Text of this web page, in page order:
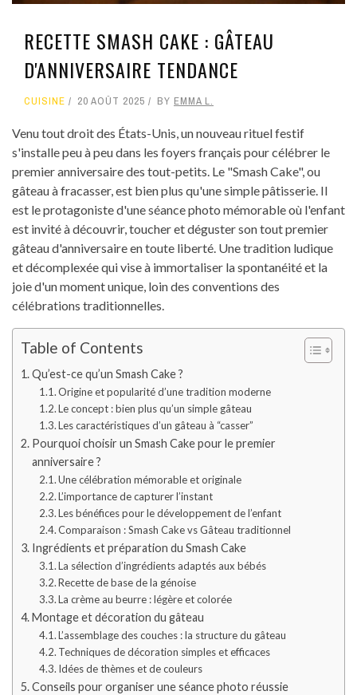
RECETTE SMASH CAKE : GÂTEAU
D'ANNIVERSAIRE TENDANCE
CUISINE 20 AOÛT 2025 BY EMMA L.
Venu tout droit des États-Unis, un nouveau rituel festif
s'installe peu à peu dans les foyers français pour célébrer le
premier anniversaire des tout-petits. Le "Smash Cake", ou
gâteau à fracasser, est bien plus qu'une simple pâtisserie. Il
est le protagoniste d'une séance photo mémorable où l'enfant
est invité à découvrir, toucher et déguster son tout premier
gâteau d'anniversaire en toute liberté. Une tradition ludique
et décomplexée qui vise à immortaliser la spontanéité et la
joie d'un moment unique, loin des conventions des
célébrations traditionnelles.
Table of Contents
Qu’est-ce qu’un Smash Cake ?
Origine et popularité d’une tradition moderne
Le concept : bien plus qu’un simple gâteau
Les caractéristiques d’un gâteau à “casser”
Pourquoi choisir un Smash Cake pour le premier
anniversaire ?
Une célébration mémorable et originale
L’importance de capturer l’instant
Les bénéfices pour le développement de l’enfant
Comparaison : Smash Cake vs Gâteau traditionnel
Ingrédients et préparation du Smash Cake
La sélection d’ingrédients adaptés aux bébés
Recette de base de la génoise
La crème au beurre : légère et colorée
Montage et décoration du gâteau
L’assemblage des couches : la structure du gâteau
Techniques de décoration simples et efficaces
Idées de thèmes et de couleurs
Conseils pour organiser une séance photo réussie